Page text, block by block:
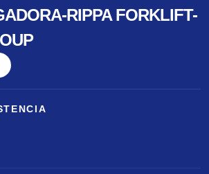
RIPPA FORKLIFT-